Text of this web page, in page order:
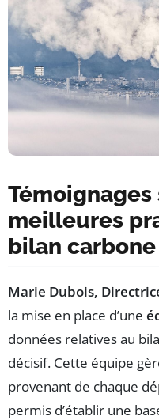
Témoignages
meilleures
bilan
Marie Dubois,
la mise en place d’une
données relatives au
décisif. Cette équipe
provenant de chaque
permis d’établir une